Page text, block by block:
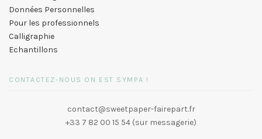
Données Personnelles
Pour les professionnels
Calligraphie
Echantillons
CONTACTEZ-NOUS ON EST SYMPA !
contact@sweetpaper-fairepart.fr
+33 7 82 00 15 54 (sur messagerie)